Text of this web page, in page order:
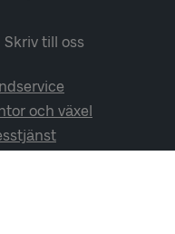
Skriv till oss
och växel